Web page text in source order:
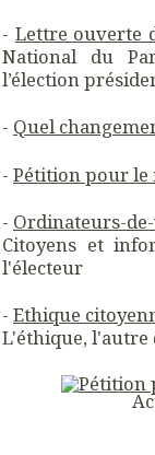
- Lettre ouverte
National du
l’élection
- Quel
- Pétition pour
- Ordinateurs-
Citoyens et
l'électeur
- Ethique
L'éthique, l'autre